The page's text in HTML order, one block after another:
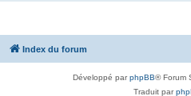
Index du forum
Développé parphpBB® Forum
Traduit par